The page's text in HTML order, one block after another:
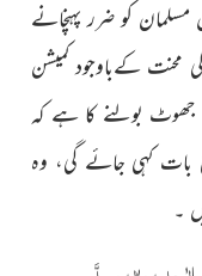
کو ضرر پہنچانے
محنت کےباوجود کمیشن
جھوٹ بولنے کا ہے کہ
بات کہی جائے گی، وہ
۔